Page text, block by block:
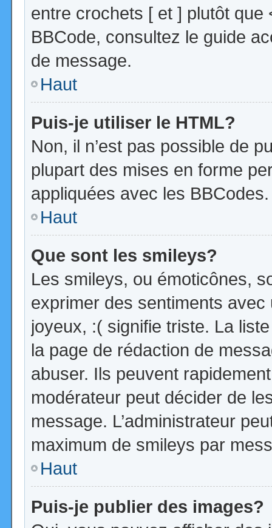
entre crochets [ et ] plutôt que
BBCode, consultez le guide
de message.
Haut
Puis-je utiliser le HTML?
Non, il n’est pas possible de
plupart des mises en forme
appliquées avec les BBCodes.
Haut
Que sont les smileys?
Les smileys, ou émoticônes,
exprimer des sentiments
joyeux, :( signifie triste. La
la page de rédaction de
abuser. Ils peuvent
modérateur peut décider de
message. L’administrateur
maximum de smileys par
Haut
Puis-je publier des images?